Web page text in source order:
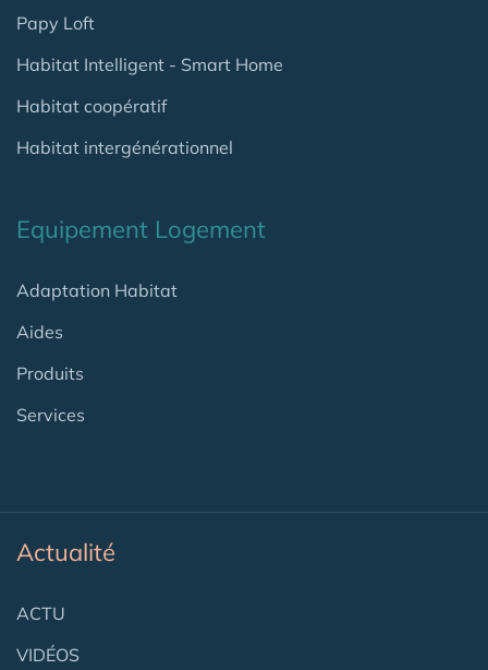
Papy Loft
Habitat Intelligent - Smart Home
Habitat coopératif
Habitat intergénérationnel
Equipement Logement
Adaptation Habitat
Aides
Produits
Services
Actualité
ACTU
VIDÉOS